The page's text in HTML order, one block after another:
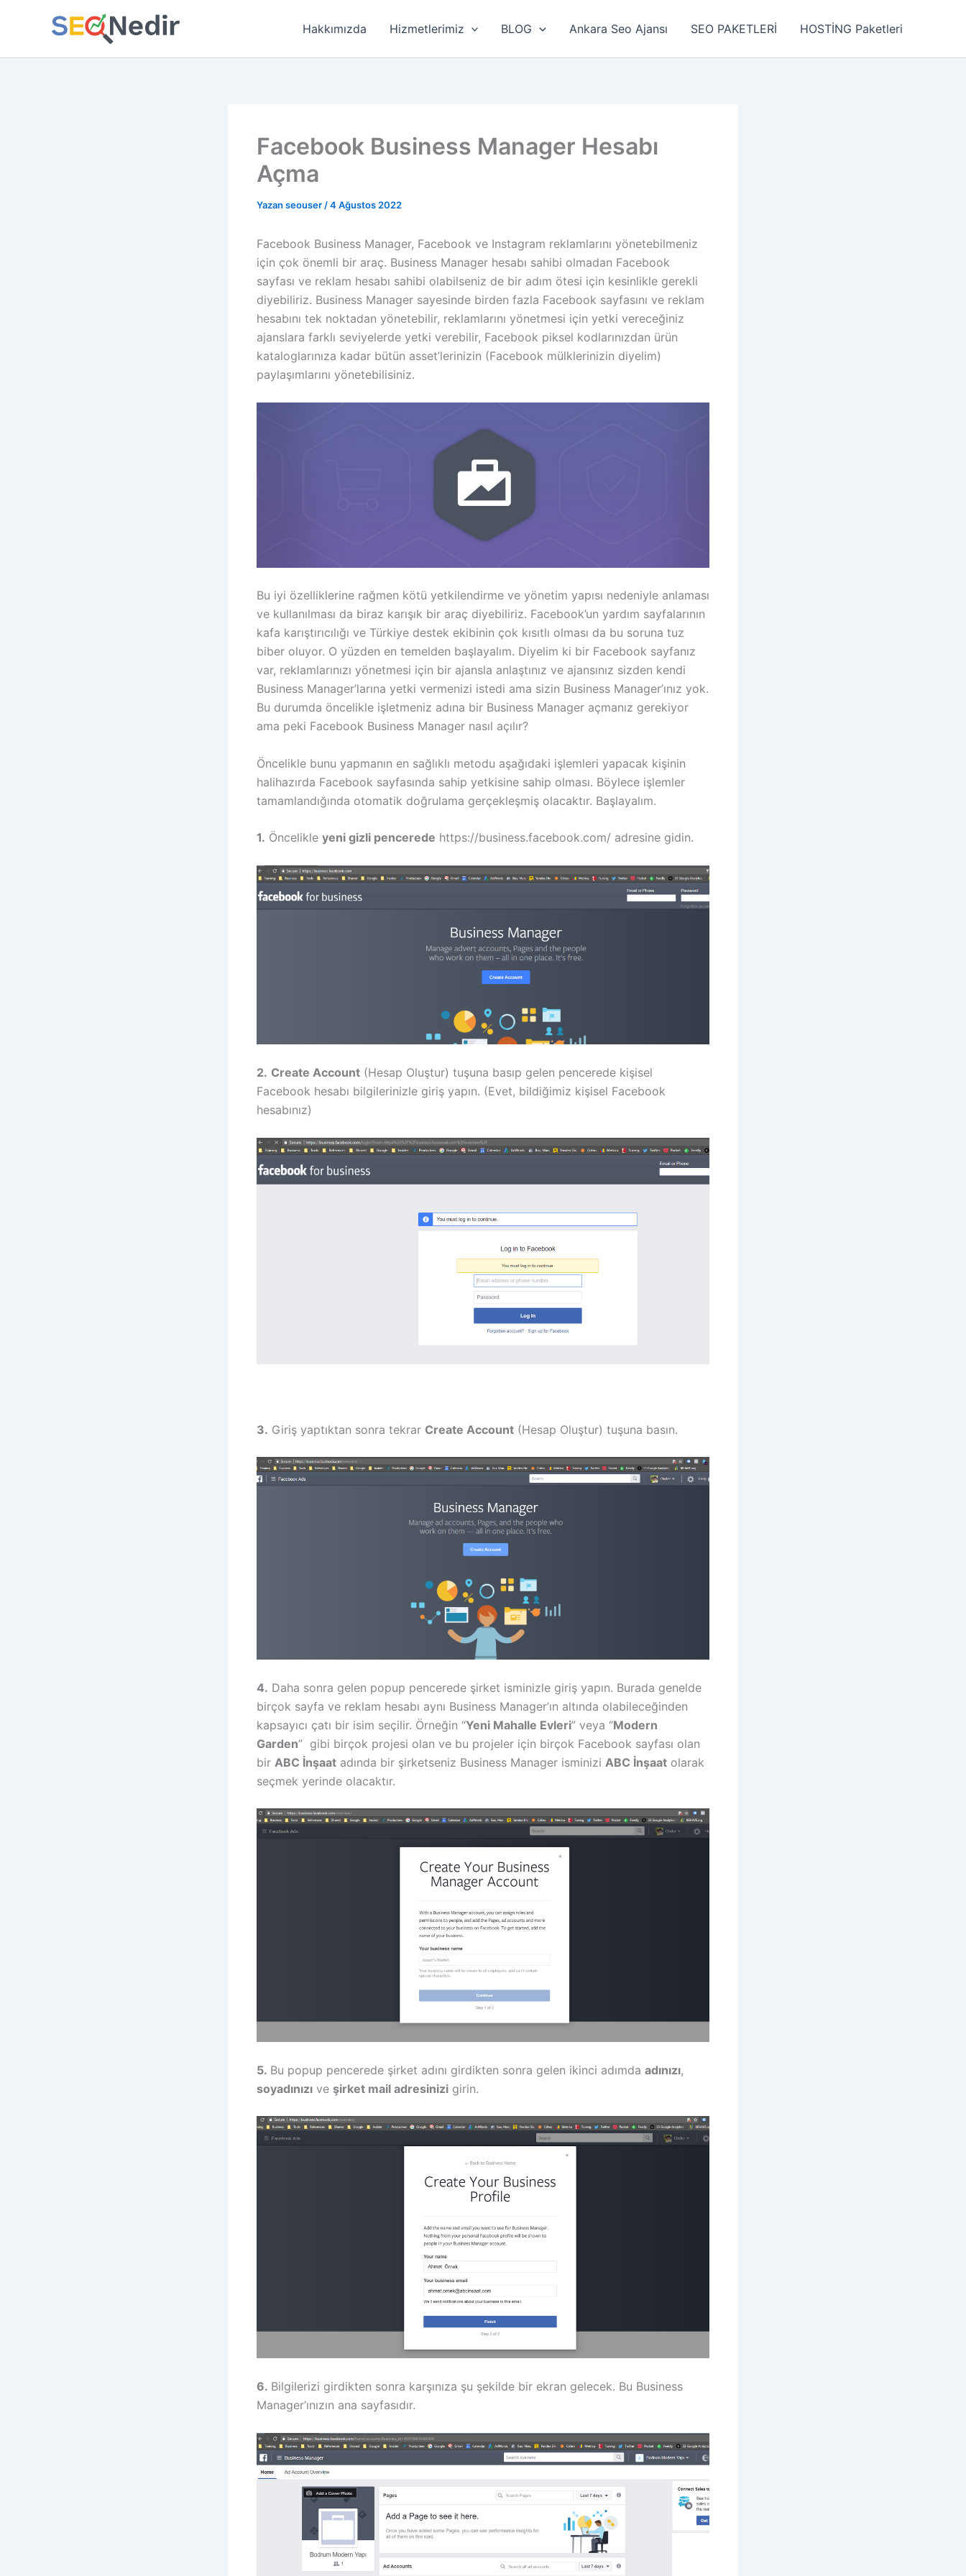
Hakkımızda Hizmetlerimiz BLOG Ankara Seo Ajansı SEO PAKETLERİ HOSTİNG Paketleri
Facebook Business Manager Hesabı
Açma
Yazan seouser /4 Ağustos 2022
Facebook Business Manager, Facebook ve Instagram reklamlarını yönetebilmeniz
için çok önemli bir araç. Business Manager hesabı sahibi olmadan Facebook
sayfası ve reklam hesabı sahibi olabilseniz de bir adım ötesi için kesinlikle gerekli
diyebiliriz. Business Manager sayesinde birden fazla Facebook sayfasını ve reklam
hesabını tek noktadan yönetebilir, reklamlarını yönetmesi için yetki vereceğiniz
ajanslara farklı seviyelerde yetki verebilir, Facebook piksel kodlarınızdan ürün
kataloglarınıza kadar bütün asset’lerinizin (Facebook mülklerinizin diyelim)
paylaşımlarını yönetebilisiniz.
Bu iyi özelliklerine rağmen kötü yetkilendirme ve yönetim yapısı nedeniyle anlaması
ve kullanılması da biraz karışık bir araç diyebiliriz. Facebook’un yardım sayfalarının
kafa karıştırıcılığı ve Türkiye destek ekibinin çok kısıtlı olması da bu soruna tuz
biber oluyor. O yüzden en temelden başlayalım. Diyelim ki bir Facebook sayfanız
var, reklamlarınızı yönetmesi için bir ajansla anlaştınız ve ajansınız sizden kendi
Business Manager’larına yetki vermenizi istedi ama sizin Business Manager’ınız yok.
Bu durumda öncelikle işletmeniz adına bir Business Manager açmanız gerekiyor
ama peki Facebook Business Manager nasıl açılır?
Öncelikle bunu yapmanın en sağlıklı metodu aşağıdaki işlemleri yapacak kişinin
halihazırda Facebook sayfasında sahip yetkisine sahip olması. Böylece işlemler
tamamlandığında otomatik doğrulama gerçekleşmiş olacaktır. Başlayalım.
1. Öncelikle yeni gizli pencerede https://business.facebook.com/ adresine gidin.
2. Create Account (Hesap Oluştur) tuşuna basıp gelen pencerede kişisel
Facebook hesabı bilgilerinizle giriş yapın. (Evet, bildiğimiz kişisel Facebook
hesabınız)
3. Giriş yaptıktan sonra tekrar Create Account (Hesap Oluştur) tuşuna basın.
4. Daha sonra gelen popup pencerede şirket isminizle giriş yapın. Burada genelde
birçok sayfa ve reklam hesabı aynı Business Manager’ın altında olabileceğinden
kapsayıcı çatı bir isim seçilir. Örneğin “Yeni Mahalle Evleri” veya “Modern
Garden” gibi birçok projesi olan ve bu projeler için birçok Facebook sayfası olan
bir ABC İnşaat adında bir şirketseniz Business Manager isminizi ABC İnşaat olarak
seçmek yerinde olacaktır.
5. Bu popup pencerede şirket adını girdikten sonra gelen ikinci adımda adınızı,
soyadınızı ve şirket mail adresinizi girin.
6. Bilgilerizi girdikten sonra karşınıza şu şekilde bir ekran gelecek. Bu Business
Manager’ınızın ana sayfasıdır.